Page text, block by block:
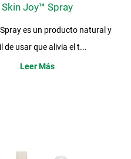
Skin Joy™ Spray
es un producto natural y
de usar que alivia el t...
Leer Más